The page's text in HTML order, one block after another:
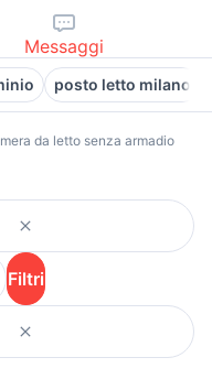
Messaggi
posto letto milano
da letto senza armadio
Filtri